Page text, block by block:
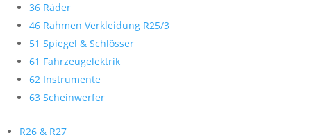
36 Räder
46 Rahmen Verkleidung R25/3
51 Spiegel & Schlösser
61 Fahrzeugelektrik
62 Instrumente
63 Scheinwerfer
R26 & R27